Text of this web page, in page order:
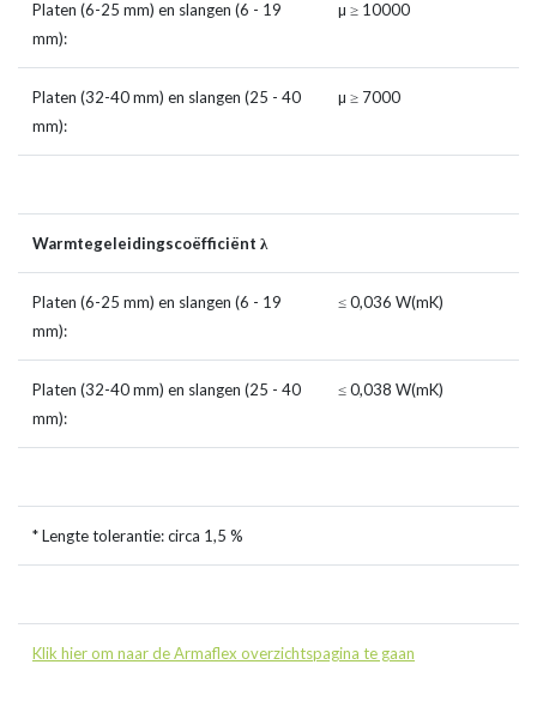
Platen (6-25 mm) en slangen (6 - 19
mm):
µ ≥ 10000
Platen (32-40 mm) en slangen (25 - 40
mm):
µ ≥ 7000
Warmtegeleidingscoëfficiënt λ
Platen (6-25 mm) en slangen (6 - 19
mm):
≤ 0,036 W(mK)
Platen (32-40 mm) en slangen (25 - 40
mm):
≤ 0,038 W(mK)
* Lengte tolerantie: circa 1,5 %
Klik hier om naar de Armaflex overzichtspagina te gaan